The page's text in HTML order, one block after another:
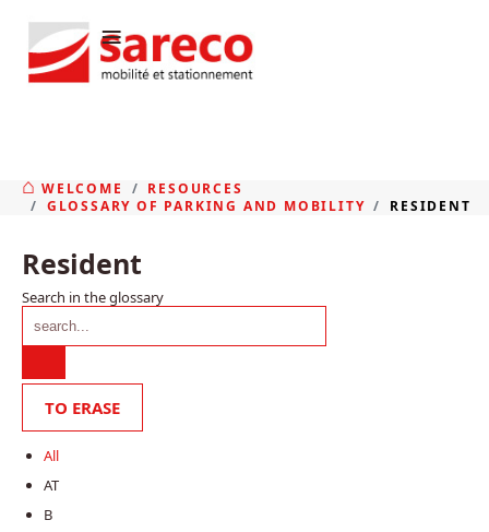
≡
WELCOME
RESOURCES
GLOSSARY OF PARKING AND MOBILITY
RESIDENT
Resident
Search in the glossary
All
AT
B